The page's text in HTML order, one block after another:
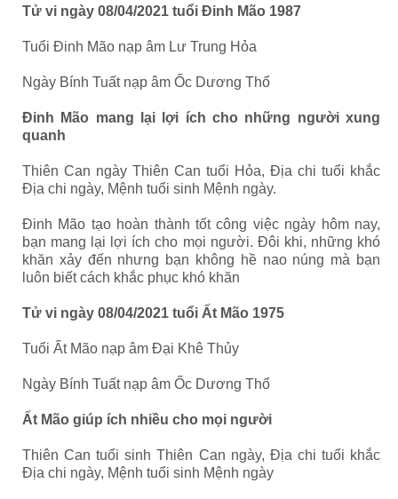
Tử vi ngày 08/04/2021 tuổi Đinh Mão 1987
Tuổi Đinh Mão nạp âm Lư Trung Hỏa
Ngày Bính Tuất nạp âm Ốc Dương Thổ
Đinh Mão mang lại lợi ích cho những người xung
quanh
Thiên Can ngày Thiên Can tuổi Hỏa, Địa chi tuổi khắc
Địa chi ngày, Mệnh tuổi sinh Mệnh ngày.
Đinh Mão tạo hoàn thành tốt công việc ngày hôm nay,
bạn mang lại lợi ích cho mọi người. Đôi khi, những khó
khăn xảy đến nhưng bạn không hề nao núng mà bạn
luôn biết cách khắc phục khó khăn
Tử vi ngày 08/04/2021 tuổi Ất Mão 1975
Tuổi Ất Mão nạp âm Đại Khê Thủy
Ngày Bính Tuất nạp âm Ốc Dương Thổ
Ất Mão giúp ích nhiều cho mọi người
Thiên Can tuổi sinh Thiên Can ngày, Địa chi tuổi khắc
Địa chi ngày, Mệnh tuổi sinh Mệnh ngày